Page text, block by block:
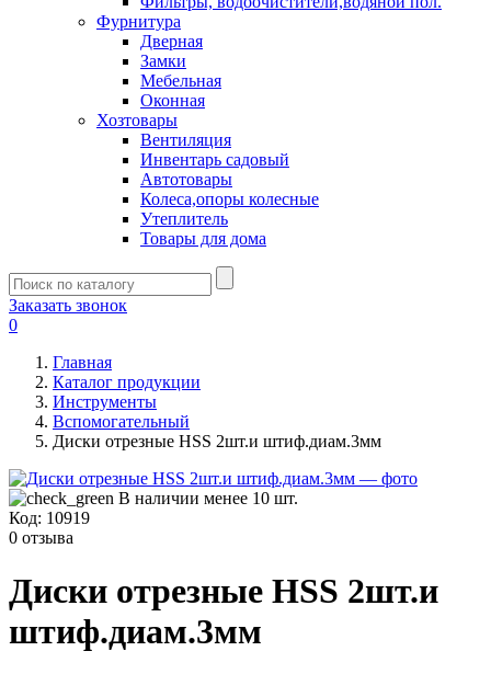
Фурнитура
Дверная
Замки
Мебельная
Оконная
Хозтовары
Вентиляция
Инвентарь садовый
Автотовары
Колеса,опоры колесные
Утеплитель
Товары для дома
Заказать звонок
0
Главная
Каталог продукции
Инструменты
Вспомогательный
Диски отрезные HSS 2шт.и штиф.диам.3мм
В наличии менее 10 шт.
Код: 10919
0 отзыва
Диски отрезные HSS 2шт.и
штиф.диам.3мм